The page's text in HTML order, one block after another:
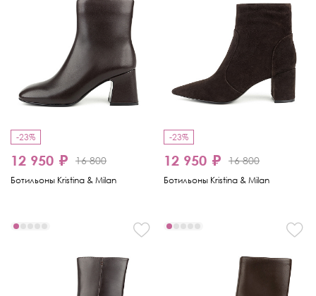
-23%
12 950 ₽ 16 800
Ботильоны Kristina & Milan
-23%
12 950 ₽ 16 800
Ботильоны Kristina & Milan